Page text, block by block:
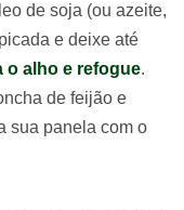
de soja (ou azeite,
e deixe até
o alho e refogue.
de feijão e
sua panela com o